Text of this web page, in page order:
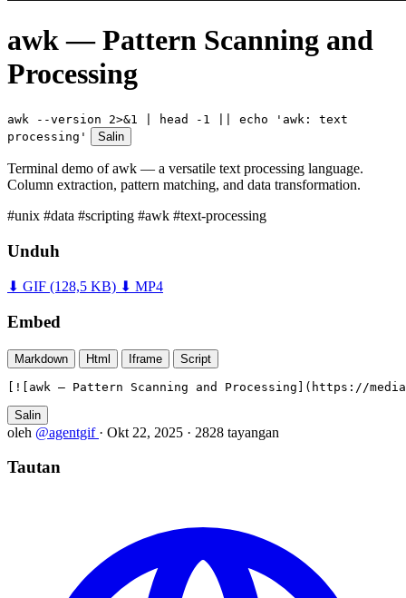
awk — Pattern Scanning and
Processing
awk --version 2>&1 | head -1 || echo 'awk: text
processing'
Salin
Terminal demo of awk — a versatile text processing language.
Column extraction, pattern matching, and data transformation.
#unix #data #scripting #awk #text-processing
Unduh
⬇ GIF (128,5 KB) ⬇ MP4
Embed
Markdown Html Iframe Script
[![awk — Pattern Scanning and Processing](https://
Salin
oleh @agentgif · Okt 22, 2025 · 2828 tayangan
Tautan